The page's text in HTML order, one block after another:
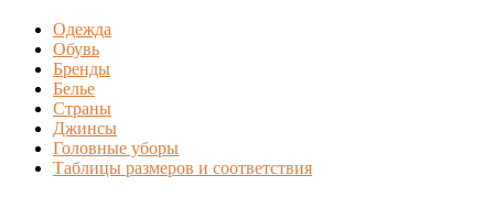
Одежда
Обувь
Бренды
Белье
Страны
Джинсы
Головные уборы
Таблицы размеров и соответствия